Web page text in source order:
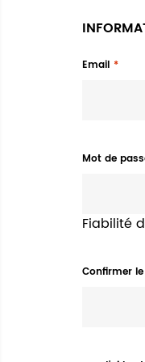
Email
Mot de
Fiabilité
Confirmer